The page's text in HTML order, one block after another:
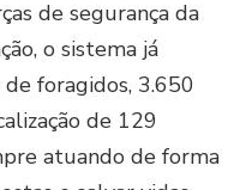
de segurança da
o sistema já
foragidos, 3.650
de 129
atuando de forma